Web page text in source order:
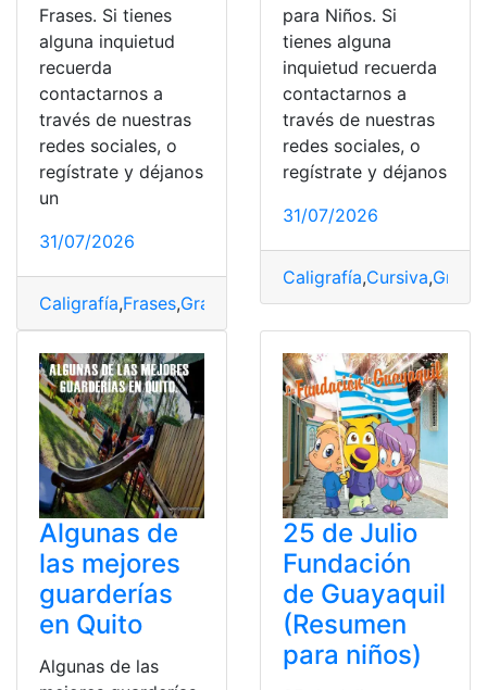
Frases. Si tienes
alguna inquietud
recuerda
contactarnos a
través de nuestras
redes sociales, o
regístrate y déjanos
un
31/07/2026
Caligrafía,Frases,Gratis Niños,PDF
para Niños. Si
tienes alguna
inquietud recuerda
contactarnos a
través de nuestras
redes sociales, o
regístrate y déjanos
31/07/2026
Caligrafía,Cursiva,Gratis
Algunas de
las mejores
guarderías
en Quito
Algunas de las
25 de Julio
Fundación
de Guayaquil
(Resumen
para niños)